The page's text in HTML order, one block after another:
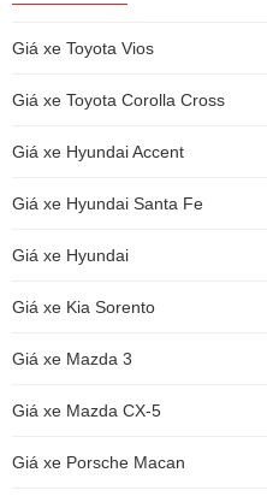
Giá xe Toyota Vios
Giá xe Toyota Corolla Cross
Giá xe Hyundai Accent
Giá xe Hyundai Santa Fe
Giá xe Hyundai
Giá xe Kia Sorento
Giá xe Mazda 3
Giá xe Mazda CX-5
Giá xe Porsche Macan